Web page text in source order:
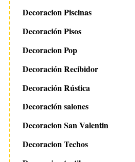
Decoracion Piscinas
Decoración Pisos
Decoracion Pop
Decoración Recibidor
Decoración Rústica
Decoración salones
Decoracion San Valentin
Decoracion Techos